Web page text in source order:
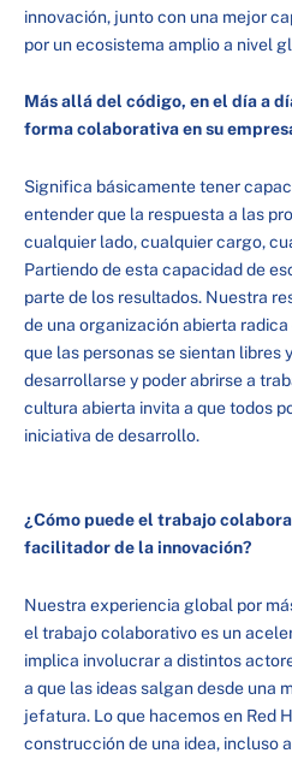
innovación, junto con una mejor
por un ecosistema amplio a nivel
Más allá del código, en el día a
forma colaborativa en su
Significa básicamente tener
entender que la respuesta a las
cualquier lado, cualquier cargo,
Partiendo de esta capacidad de
parte de los resultados. Nuestra
de una organización abierta
que las personas se sientan libres
desarrollarse y poder abrirse a
cultura abierta invita a que todos
iniciativa de desarrollo.
¿Cómo puede el trabajo
facilitador de la innovación?
Nuestra experiencia global por
el trabajo colaborativo es un
implica involucrar a distintos
a que las ideas salgan desde una
jefatura. Lo que hacemos en Red
construcción de una idea, incluso